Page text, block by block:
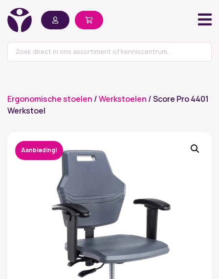
Ergonomische stoelen /Werkstoelen / Score Pro 4401
Werkstoel
Aanbieding!